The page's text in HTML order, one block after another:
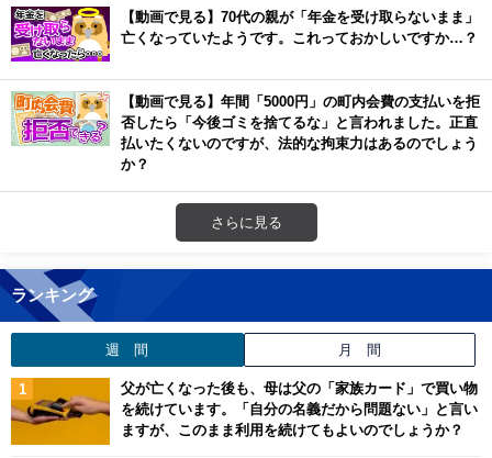
【動画で見る】70代の親が「年金を受け取らないまま」
亡くなっていたようです。これっておかしいですか…？
【動画で見る】年間「5000円」の町内会費の支払いを拒
否したら「今後ゴミを捨てるな」と言われました。正直
払いたくないのですが、法的な拘束力はあるのでしょう
か？
さらに見る
ランキング
週 間 月 間
父が亡くなった後も、母は父の「家族カード」で買い物
を続けています。「自分の名義だから問題ない」と言い
ますが、このまま利用を続けてもよいのでしょうか？